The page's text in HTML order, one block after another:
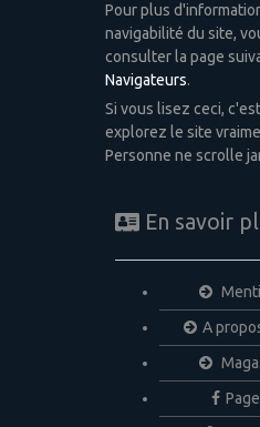
Pour plus
navigabilité du site,
consulter la page
Navigateurs.
Si vous lisez ceci,
explorez le site
Personne ne scrolle
En savoir
A